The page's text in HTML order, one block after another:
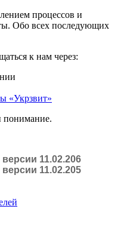
процессов и
Обо всех последующих
к нам через:
«Укрзвит»
понимание.
11.02.206
11.02.205